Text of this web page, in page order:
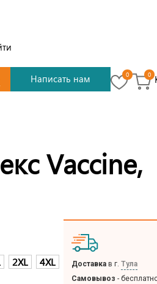
Написать нам 0 0
Vaccine,
2XL 4XL Доставка в г. Тула
Самовывоз -